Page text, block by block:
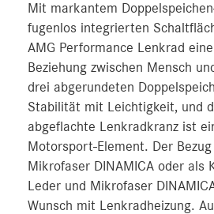
Mit markantem
fugenlos integrierten
AMG Performance Lenkrad
Beziehung zwischen Mensch
drei abgerundeten
Stabilität mit Leichtigkeit, und
abgeflachte Lenkradkranz ist
Motorsport-Element. Der
Mikrofaser DINAMICA oder als
Leder und Mikrofaser
Wunsch mit Lenkradheizung.